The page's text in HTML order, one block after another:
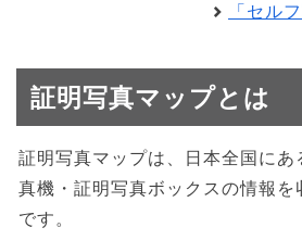
「セル
証明写真マップとは
証明写真マップは、日本全国に
真機・証明写真ボックスの情報を
です。